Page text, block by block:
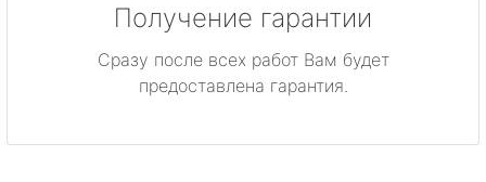
Получение гарантии
Сразу после всех работ Вам будет
предоставлена гарантия.